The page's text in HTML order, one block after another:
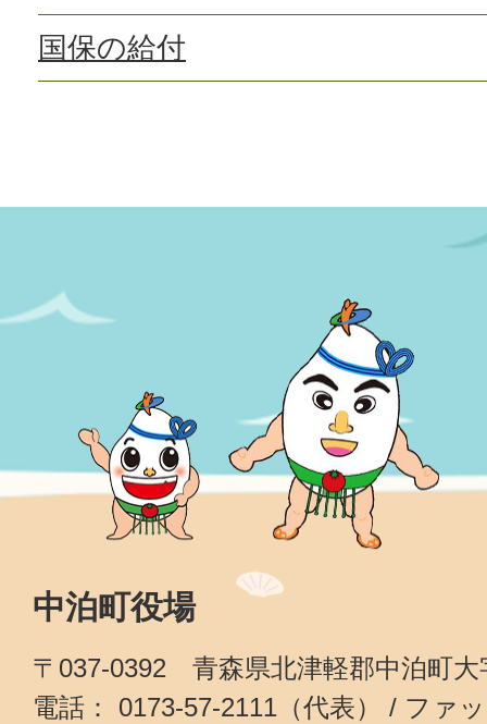
国保の給付
中泊町役場
〒037-0392 青森県北津軽郡中泊町大
電話： 0173-57-2111（代表） / ファ